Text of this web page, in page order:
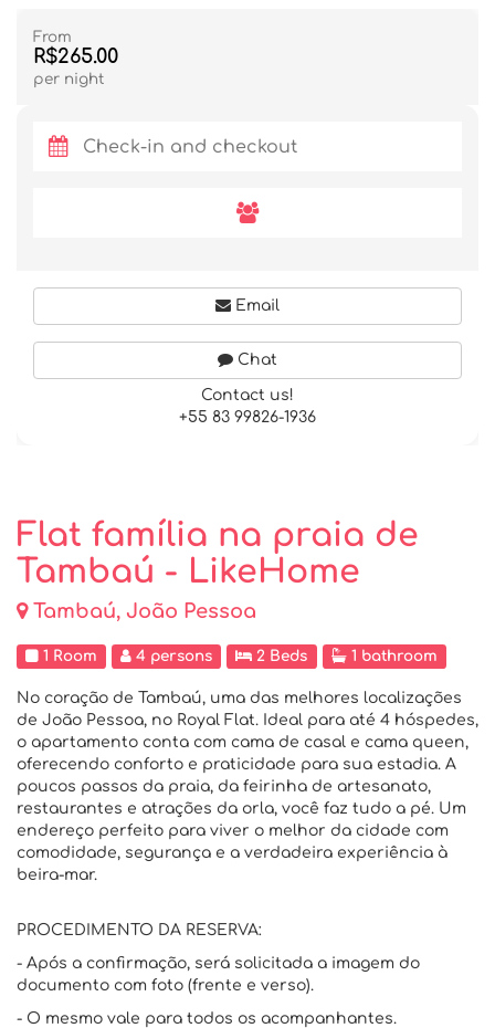
Flat família na praia de
Tambaú - LikeHome
Tambaú, João Pessoa
1 Room 4 persons 2 Beds 1 bathroom
No coração de Tambaú, uma das melhores localizações
de João Pessoa, no Royal Flat. Ideal para até 4 hóspedes,
o apartamento conta com cama de casal e cama queen,
oferecendo conforto e praticidade para sua estadia. A
poucos passos da praia, da feirinha de artesanato,
restaurantes e atrações da orla, você faz tudo a pé. Um
endereço perfeito para viver o melhor da cidade com
comodidade, segurança e a verdadeira experiência à
beira-mar.
PROCEDIMENTO DA RESERVA:
- Após a confirmação, será solicitada a imagem do
documento com foto (frente e verso).
- O mesmo vale para todos os acompanhantes.
From
R$265.00
per night
Email
Chat
Contact us!
+55 83 99826-1936